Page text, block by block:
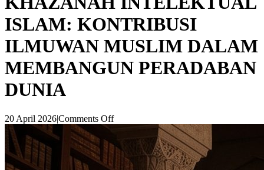
ISLAM: KONTRIBUSI
ILMUWAN MUSLIM DALAM
MEMBANGUN PERADABAN
DUNIA
20 April 2026|Comments Off